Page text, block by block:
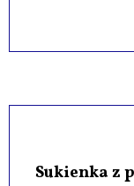
Sukienka z